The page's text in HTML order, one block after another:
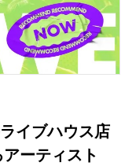
イブハウス店
ーティスト